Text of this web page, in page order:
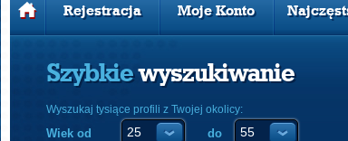
Rejestracja Moje Konto
Szybkiewyszukiwanie
Wyszukaj tysiące profili z Twojej okolicy:
Wiek od do